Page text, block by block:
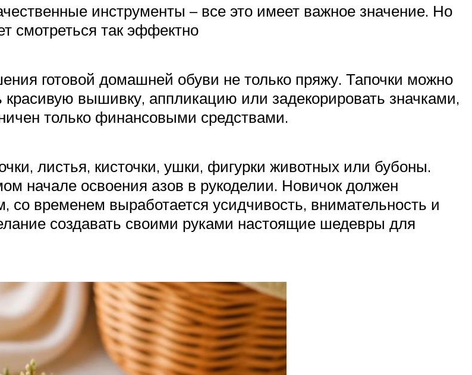
инструменты – все это имеет важное значение. Но
смотреться так эффектно
готовой домашней обуви не только пряжу. Тапочки можно
вышивку, аппликацию или задекорировать значками,
только финансовыми средствами.
листья, кисточки, ушки, фигурки животных или бубоны.
начале освоения азов в рукоделии. Новичок должен
со временем выработается усидчивость, внимательность и
создавать своими руками настоящие шедевры для